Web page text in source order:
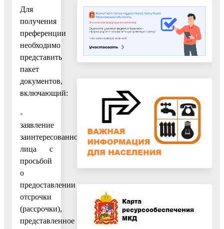
Для
получения
преференции
необходимо
представить
пакет
документов,
включающий:
-
заявление
заинтересованного
лица с
просьбой
о
предоставлении
отсрочки
(рассрочки),
представленное